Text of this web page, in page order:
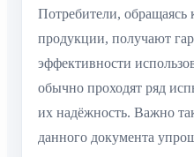
Потребители, обращаясь
продукции, получают
эффективности
обычно проходят ряд
их надёжность. Важно
данного документа